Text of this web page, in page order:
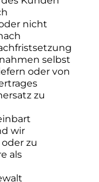
nicht
selbst
oder von
zu
wir
zu
als